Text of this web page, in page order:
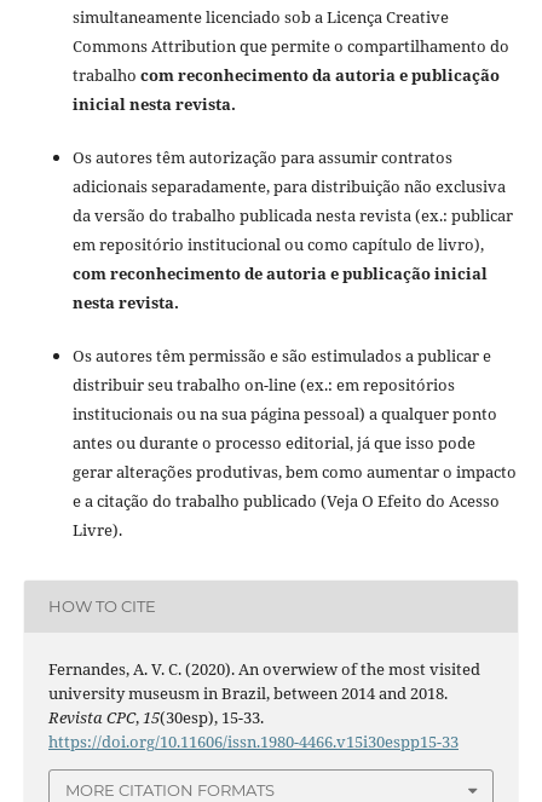
simultaneamente licenciado sob a Licença Creative
Commons Attribution que permite o compartilhamento do
trabalho com reconhecimento da autoria e publicação
inicial nesta revista.
Os autores têm autorização para assumir contratos
adicionais separadamente, para distribuição não exclusiva
da versão do trabalho publicada nesta revista (ex.: publicar
em repositório institucional ou como capítulo de livro),
com reconhecimento de autoria e publicação inicial
nesta revista.
Os autores têm permissão e são estimulados a publicar e
distribuir seu trabalho on-line (ex.: em repositórios
institucionais ou na sua página pessoal) a qualquer ponto
antes ou durante o processo editorial, já que isso pode
gerar alterações produtivas, bem como aumentar o impacto
e a citação do trabalho publicado (Veja O Efeito do Acesso
Livre).
HOW TO CITE
Fernandes, A. V. C. (2020). An overwiew of the most visited
university museusm in Brazil, between 2014 and 2018.
Revista CPC,15(30esp), 15-33.
https://doi.org/10.11606/issn.1980-4466.v15i30espp15-33
MORE CITATION FORMATS